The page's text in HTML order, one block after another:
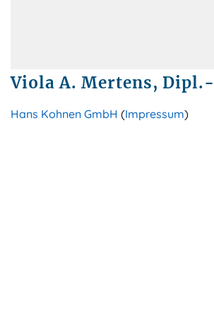
Viola A. Mertens,
Hans Kohnen GmbH (Impressum)